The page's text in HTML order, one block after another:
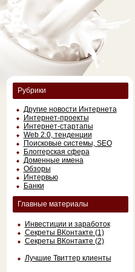
Рубрики
Другие новости Интернета
Интернет-проекты
Интернет-стартапы
Web 2.0, тенденции
Поисковые системы, SEO
Блоггерская сфера
Доменные имена
Обзоры
Интервью
Банки
Главные материалы
Инвестиции и заработок
Секреты ВКонтакте (1)
Секреты ВКонтакте (2)
Лучшие Твиттер клиенты